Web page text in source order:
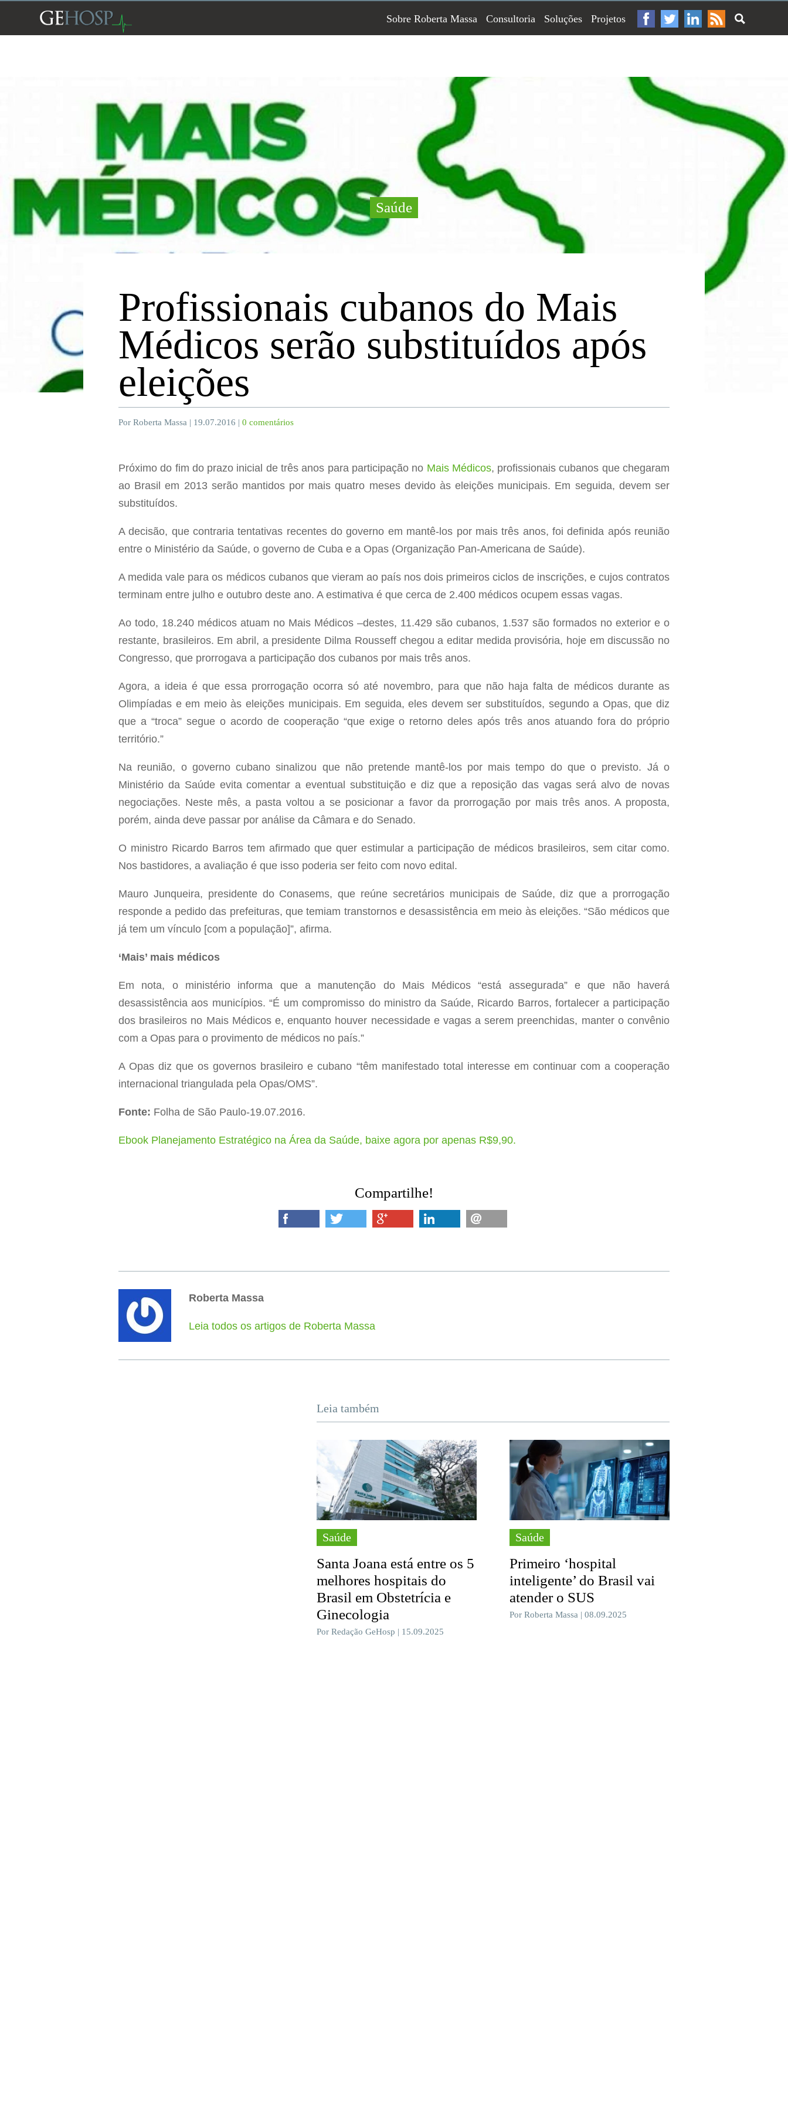
Sobre Roberta Massa Consultoria Soluções Projetos
Saúde
Profissionais cubanos do Mais
Médicos serão substituídos após
eleições
Por Roberta Massa | 19.07.2016 | 0 comentários
Próximo do fim do prazo inicial de três anos para participação no Mais Médicos, profissionais cubanos que chegaram
ao Brasil em 2013 serão mantidos por mais quatro meses devido às eleições municipais. Em seguida, devem ser
substituídos.
A decisão, que contraria tentativas recentes do governo em mantê-los por mais três anos, foi definida após reunião
entre o Ministério da Saúde, o governo de Cuba e a Opas (Organização Pan-Americana de Saúde).
A medida vale para os médicos cubanos que vieram ao país nos dois primeiros ciclos de inscrições, e cujos contratos
terminam entre julho e outubro deste ano. A estimativa é que cerca de 2.400 médicos ocupem essas vagas.
Ao todo, 18.240 médicos atuam no Mais Médicos –destes, 11.429 são cubanos, 1.537 são formados no exterior e o
restante, brasileiros. Em abril, a presidente Dilma Rousseff chegou a editar medida provisória, hoje em discussão no
Congresso, que prorrogava a participação dos cubanos por mais três anos.
Agora, a ideia é que essa prorrogação ocorra só até novembro, para que não haja falta de médicos durante as
Olimpíadas e em meio às eleições municipais. Em seguida, eles devem ser substituídos, segundo a Opas, que diz
que a “troca” segue o acordo de cooperação “que exige o retorno deles após três anos atuando fora do próprio
território.”
Na reunião, o governo cubano sinalizou que não pretende mantê-los por mais tempo do que o previsto. Já o
Ministério da Saúde evita comentar a eventual substituição e diz que a reposição das vagas será alvo de novas
negociações. Neste mês, a pasta voltou a se posicionar a favor da prorrogação por mais três anos. A proposta,
porém, ainda deve passar por análise da Câmara e do Senado.
O ministro Ricardo Barros tem afirmado que quer estimular a participação de médicos brasileiros, sem citar como.
Nos bastidores, a avaliação é que isso poderia ser feito com novo edital.
Mauro Junqueira, presidente do Conasems, que reúne secretários municipais de Saúde, diz que a prorrogação
responde a pedido das prefeituras, que temiam transtornos e desassistência em meio às eleições. “São médicos que
já tem um vínculo [com a população]”, afirma.
‘Mais’ mais médicos
Em nota, o ministério informa que a manutenção do Mais Médicos “está assegurada” e que não haverá
desassistência aos municípios. “É um compromisso do ministro da Saúde, Ricardo Barros, fortalecer a participação
dos brasileiros no Mais Médicos e, enquanto houver necessidade e vagas a serem preenchidas, manter o convênio
com a Opas para o provimento de médicos no país.”
A Opas diz que os governos brasileiro e cubano “têm manifestado total interesse em continuar com a cooperação
internacional triangulada pela Opas/OMS”.
Fonte: Folha de São Paulo-19.07.2016.
Ebook Planejamento Estratégico na Área da Saúde, baixe agora por apenas R$9,90.
Compartilhe!
Roberta Massa
Leia todos os artigos de Roberta Massa
Leia também
Saúde
Santa Joana está entre os 5
melhores hospitais do
Brasil em Obstetrícia e
Ginecologia
Por Redação GeHosp | 15.09.2025
Saúde
Primeiro ‘hospital
inteligente’ do Brasil vai
atender o SUS
Por Roberta Massa | 08.09.2025